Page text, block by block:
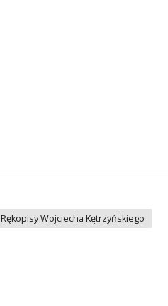
Rękopisy Wojciecha Kętrzyńskiego